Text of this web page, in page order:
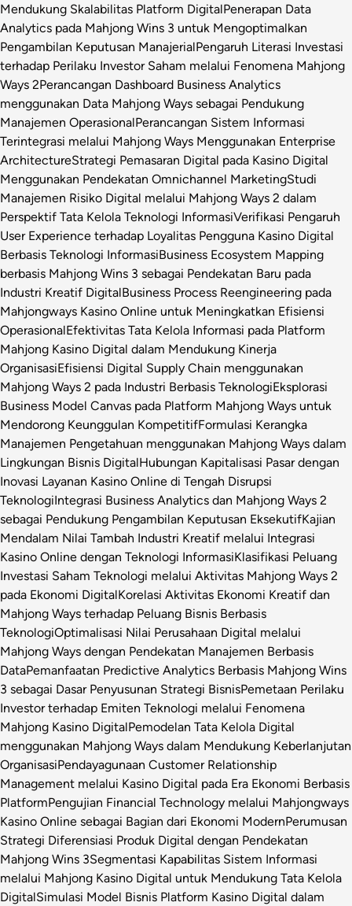
Mendukung Skalabilitas Platform DigitalPenerapan Data
Analytics pada Mahjong Wins 3 untuk Mengoptimalkan
Pengambilan Keputusan ManajerialPengaruh Literasi Investasi
terhadap Perilaku Investor Saham melalui Fenomena Mahjong
Ways 2Perancangan Dashboard Business Analytics
menggunakan Data Mahjong Ways sebagai Pendukung
Manajemen OperasionalPerancangan Sistem Informasi
Terintegrasi melalui Mahjong Ways Menggunakan Enterprise
ArchitectureStrategi Pemasaran Digital pada Kasino Digital
Menggunakan Pendekatan Omnichannel MarketingStudi
Manajemen Risiko Digital melalui Mahjong Ways 2 dalam
Perspektif Tata Kelola Teknologi InformasiVerifikasi Pengaruh
User Experience terhadap Loyalitas Pengguna Kasino Digital
Berbasis Teknologi InformasiBusiness Ecosystem Mapping
berbasis Mahjong Wins 3 sebagai Pendekatan Baru pada
Industri Kreatif DigitalBusiness Process Reengineering pada
Mahjongways Kasino Online untuk Meningkatkan Efisiensi
OperasionalEfektivitas Tata Kelola Informasi pada Platform
Mahjong Kasino Digital dalam Mendukung Kinerja
OrganisasiEfisiensi Digital Supply Chain menggunakan
Mahjong Ways 2 pada Industri Berbasis TeknologiEksplorasi
Business Model Canvas pada Platform Mahjong Ways untuk
Mendorong Keunggulan KompetitifFormulasi Kerangka
Manajemen Pengetahuan menggunakan Mahjong Ways dalam
Lingkungan Bisnis DigitalHubungan Kapitalisasi Pasar dengan
Inovasi Layanan Kasino Online di Tengah Disrupsi
TeknologiIntegrasi Business Analytics dan Mahjong Ways 2
sebagai Pendukung Pengambilan Keputusan EksekutifKajian
Mendalam Nilai Tambah Industri Kreatif melalui Integrasi
Kasino Online dengan Teknologi InformasiKlasifikasi Peluang
Investasi Saham Teknologi melalui Aktivitas Mahjong Ways 2
pada Ekonomi DigitalKorelasi Aktivitas Ekonomi Kreatif dan
Mahjong Ways terhadap Peluang Bisnis Berbasis
TeknologiOptimalisasi Nilai Perusahaan Digital melalui
Mahjong Ways dengan Pendekatan Manajemen Berbasis
DataPemanfaatan Predictive Analytics Berbasis Mahjong Wins
3 sebagai Dasar Penyusunan Strategi BisnisPemetaan Perilaku
Investor terhadap Emiten Teknologi melalui Fenomena
Mahjong Kasino DigitalPemodelan Tata Kelola Digital
menggunakan Mahjong Ways dalam Mendukung Keberlanjutan
OrganisasiPendayagunaan Customer Relationship
Management melalui Kasino Digital pada Era Ekonomi Berbasis
PlatformPengujian Financial Technology melalui Mahjongways
Kasino Online sebagai Bagian dari Ekonomi ModernPerumusan
Strategi Diferensiasi Produk Digital dengan Pendekatan
Mahjong Wins 3Segmentasi Kapabilitas Sistem Informasi
melalui Mahjong Kasino Digital untuk Mendukung Tata Kelola
DigitalSimulasi Model Bisnis Platform Kasino Digital dalam